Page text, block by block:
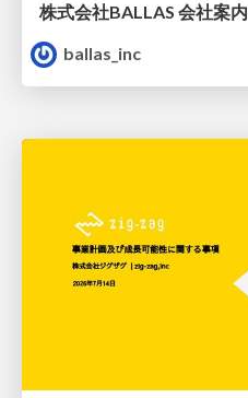
株式会社BALLAS 会社案内
ballas_inc